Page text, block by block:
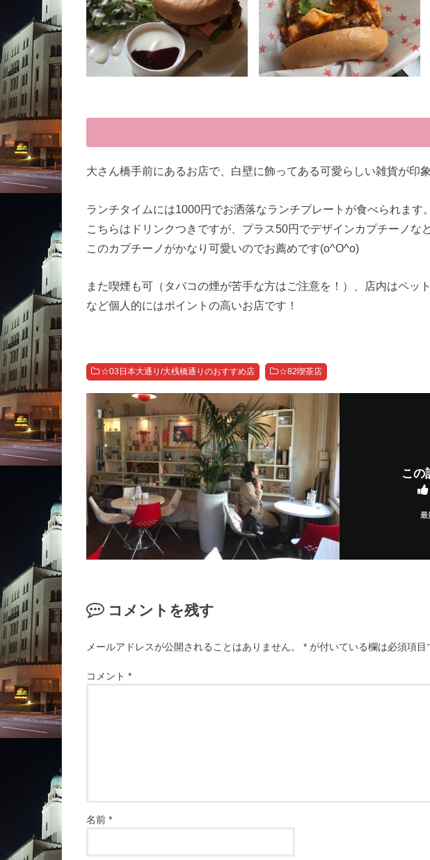
大さん橋手前にあるお店で、白壁に飾ってある可愛らしい雑貨が印象
ランチタイムには1000円でお洒落なランチプレートが食べられます。
こちらはドリンクつきですが、プラス50円でデザインカプチーノな
このカプチーノがかなり可愛いのでお薦めです(o^O^o)
また喫煙も可（タバコの煙が苦手な方はご注意を！）、店内はペッ
など個人的にはポイントの高いお店です！
☆03日本大通り/大桟橋通りのおすすめ店 ☆82喫茶店
この
最
コメントを残す
メールアドレスが公開されることはありません。 * が付いている欄は必須項目
コメント *
名前 *